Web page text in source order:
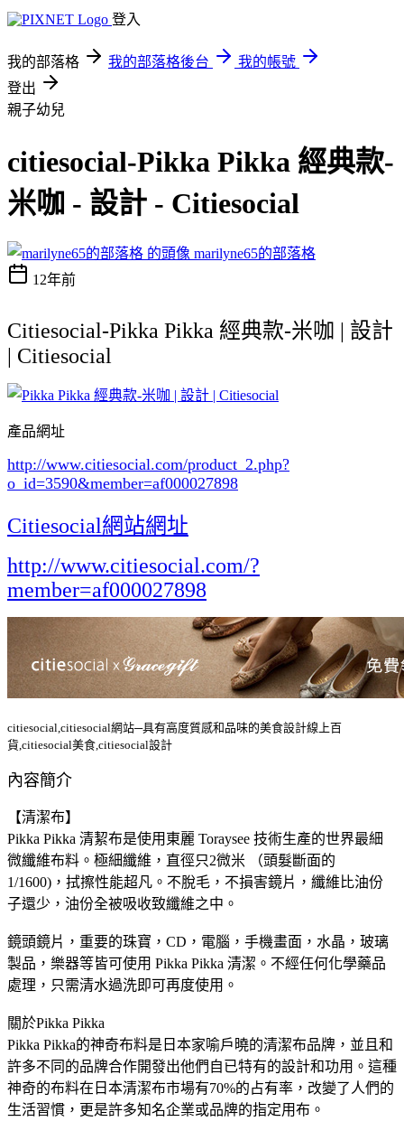
登入
我的部落格 我的部落格後台
我的帳號
登出
親子幼兒
citiesocial-Pikka Pikka 經典款-
米咖 - 設計 - Citiesocial
marilyne65的部落格
12年前
Citiesocial-Pikka Pikka 經典款-米咖 | 設計
| Citiesocial
產品網址
http://www.citiesocial.com/product_2.php?
o_id=3590&member=af000027898
Citiesocial網站網址
http://www.citiesocial.com/?
member=af000027898
citiesocial,citiesocial網站─具有高度質感和品味的美食設計線上百
貨,citiesocial美食,citiesocial設計
內容簡介
【清潔布】
Pikka Pikka 清絜布是使用東麗 Toraysee 技術生產的世界最細
微纖維布料。極細纖維，直徑只2微米 （頭髮斷面的
1/1600)，拭擦性能超凡。不脫毛，不損害鏡片，纖維比油份
子還少，油份全被吸收致纖維之中。
鏡頭鏡片，重要的珠寶，CD，電腦，手機畫面，水晶，玻璃
製品，樂器等皆可使用 Pikka Pikka 清潔。不經任何化學藥品
處理，只需清水過洗即可再度使用。
關於Pikka Pikka
Pikka Pikka的神奇布料是日本家喻戶曉的清潔布品牌，並且和
許多不同的品牌合作開發出他們自已特有的設計和功用。這種
神奇的布料在日本清潔布市場有70%的占有率，改變了人們的
生活習慣，更是許多知名企業或品牌的指定用布。